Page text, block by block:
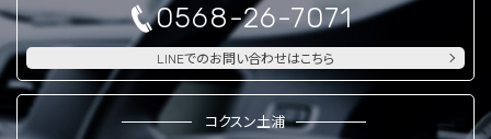
0568-26-7071
LINEでのお問い合わせはこちら
コクスン土浦